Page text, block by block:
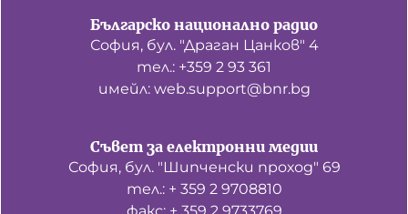
Българско национално радио
София, бул. "Драган Цанков" 4
тел.: +359 2 93 361
имейл: web.support@bnr.bg
Съвет за електронни медии
София, бул. "Шипченски проход" 69
тел.: + 359 2 9708810